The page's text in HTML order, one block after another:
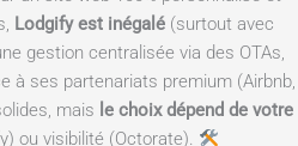
Lodgify est inégalé (surtout avec
gestion centralisée via des OTAs,
à ses partenariats premium (Airbnb,
mais le choix dépend de votre
ou visibilité (Octorate).